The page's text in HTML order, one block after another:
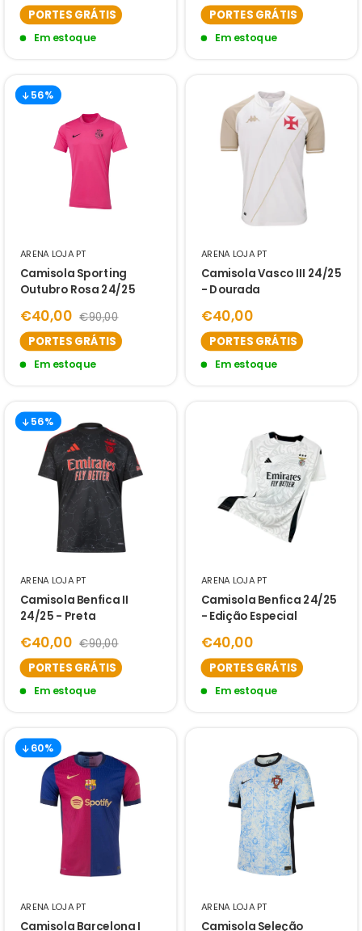
PORTES GRÁTIS
Em estoque
PORTES GRÁTIS
Em estoque
56%
ARENA LOJA PT
Camisola Sporting
Outubro Rosa 24/25
€40,00 €90,00
PORTES GRÁTIS
Em estoque
ARENA LOJA PT
Camisola Vasco III 24/25
- Dourada
€40,00
PORTES GRÁTIS
Em estoque
56%
ARENA LOJA PT
Camisola Benfica II
24/25 - Preta
€40,00 €90,00
PORTES GRÁTIS
Em estoque
ARENA LOJA PT
Camisola Benfica 24/25
- Edição Especial
€40,00
PORTES GRÁTIS
Em estoque
60%
ARENA LOJA PT
Camisola Barcelona I
ARENA LOJA PT
Camisola Seleção